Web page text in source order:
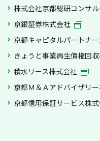
株式会社京都総研コンサ
京銀証券株式会社
京都キャピタルパートナ
きょうと事業再生債権回
積水リース株式会社
京都Ｍ＆Ａアドバイザリ
京都信用保証サービス株